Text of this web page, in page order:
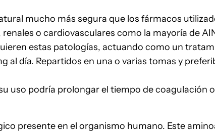
mucho más segura que los fármacos
o cardiovasculares como la mayoría de
estas patologías, actuando como un
al día. Repartidos en una o varias tomas y
uso podría prolongar el tiempo de coagulación
presente en el organismo humano. Este